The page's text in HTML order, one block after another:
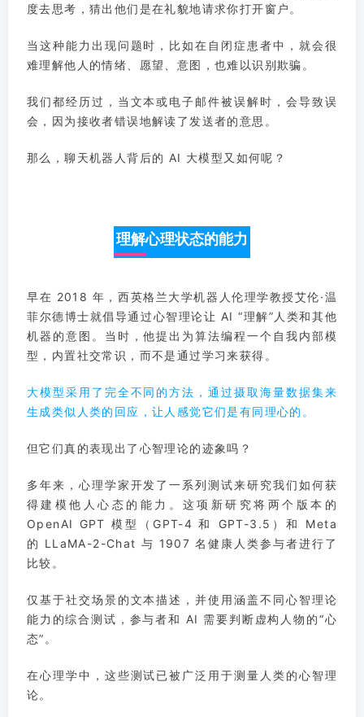
度去思考，猜出他们是在礼貌地请求你打开窗户。
当这种能力出现问题时，比如在自闭症患者中，就会很
难理解他人的情绪、愿望、意图，也难以识别欺骗。
我们都经历过，当文本或电子邮件被误解时，会导致误
会，因为接收者错误地解读了发送者的意思。
那么，聊天机器人背后的 AI 大模型又如何呢？
理解心理状态的能力
早在 2018 年，西英格兰大学机器人伦理学教授艾伦·温
菲尔德博士就倡导通过心智理论让 AI “理解”人类和其他
机器的意图。当时，他提出为算法编程一个自我内部模
型，内置社交常识，而不是通过学习来获得。
大模型采用了完全不同的方法，通过摄取海量数据集来
生成类似人类的回应，让人感觉它们是有同理心的。
但它们真的表现出了心智理论的迹象吗？
多年来，心理学家开发了一系列测试来研究我们如何获
得建模他人心态的能力。这项新研究将两个版本的
OpenAI GPT 模型（GPT-4 和 GPT-3.5）和 Meta
的 LLaMA-2-Chat 与 1907 名健康人类参与者进行了
比较。
仅基于社交场景的文本描述，并使用涵盖不同心智理论
能力的综合测试，参与者和 AI 需要判断虚构人物的“心
态”。
在心理学中，这些测试已被广泛用于测量人类的心智理
论。